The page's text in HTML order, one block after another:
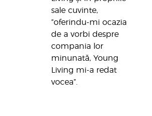
sale cuvinte,
”oferindu-mi ocazia
de a vorbi despre
compania lor
minunată, Young
Living mi-a redat
vocea”.